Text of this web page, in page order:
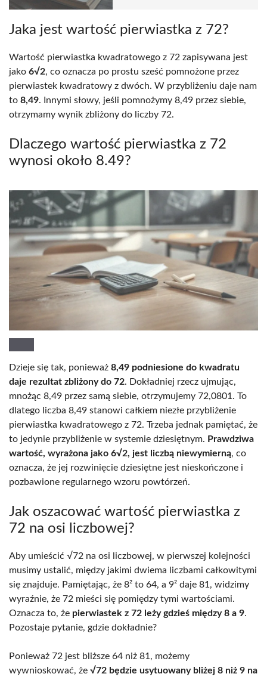
Jaka jest wartość pierwiastka z 72?
Wartość pierwiastka kwadratowego z 72 zapisywana jest
jako 6√2, co oznacza po prostu sześć pomnożone przez
pierwiastek kwadratowy z dwóch. W przybliżeniu daje nam
to 8,49. Innymi słowy, jeśli pomnożymy 8,49 przez siebie,
otrzymamy wynik zbliżony do liczby 72.
Dlaczego wartość pierwiastka z 72
wynosi około 8.49?
Dzieje się tak, ponieważ 8,49 podniesione do kwadratu
daje rezultat zbliżony do 72. Dokładniej rzecz ujmując,
mnożąc 8,49 przez samą siebie, otrzymujemy 72,0801. To
dlatego liczba 8,49 stanowi całkiem niezłe przybliżenie
pierwiastka kwadratowego z 72. Trzeba jednak pamiętać, że
to jedynie przybliżenie w systemie dziesiętnym. Prawdziwa
wartość, wyrażona jako 6√2, jest liczbą niewymierną, co
oznacza, że jej rozwinięcie dziesiętne jest nieskończone i
pozbawione regularnego wzoru powtórzeń.
Jak oszacować wartość pierwiastka z
72 na osi liczbowej?
Aby umieścić √72 na osi liczbowej, w pierwszej kolejności
musimy ustalić, między jakimi dwiema liczbami całkowitymi
się znajduje. Pamiętając, że 8² to 64, a 9² daje 81, widzimy
wyraźnie, że 72 mieści się pomiędzy tymi wartościami.
Oznacza to, że pierwiastek z 72 leży gdzieś między 8 a 9.
Pozostaje pytanie, gdzie dokładnie?
Ponieważ 72 jest bliższe 64 niż 81, możemy
wywnioskować, że √72 będzie usytuowany bliżej 8 niż 9 na